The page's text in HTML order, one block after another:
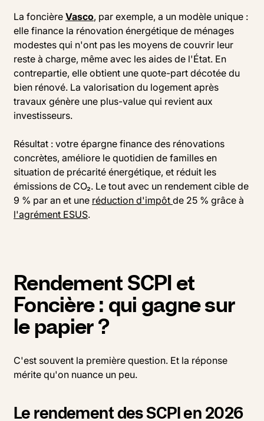
La foncière Vasco, par exemple, a un modèle unique :
elle finance la rénovation énergétique de ménages
modestes qui n'ont pas les moyens de couvrir leur
reste à charge, même avec les aides de l'État. En
contrepartie, elle obtient une quote-part décotée du
bien rénové. La valorisation du logement après
travaux génère une plus-value qui revient aux
investisseurs.
Résultat : votre épargne finance des rénovations
concrètes, améliore le quotidien de familles en
situation de précarité énergétique, et réduit les
émissions de CO₂. Le tout avec un rendement cible de
9 % par an et une réduction d'impôt de 25 % grâce à
l'agrément ESUS.
Rendement SCPI et
Foncière : qui gagne sur
le papier ?
C'est souvent la première question. Et la réponse
mérite qu'on nuance un peu.
Le rendement des SCPI en 2026